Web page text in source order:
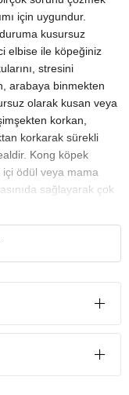
için uygundur.
kusursuz
elbise ile köpeğiniz
stresini
arabaya binmekten
olarak kusan veya
korkan,
korkarak sürekli
Kong köpek
ödül veya mama
sağlayarak çok
etkiye sahip
şeritleri, ayarlanabilir
özel kumaşı ve
30,5cm olan tüm
makinasında soğuk